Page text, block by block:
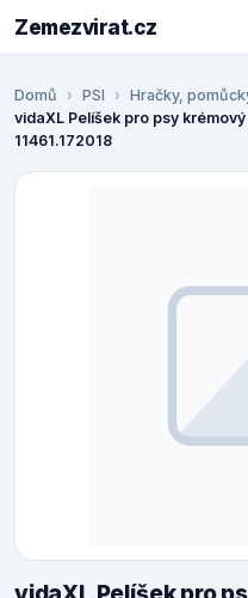
Zemezvirat.cz
Domů PSI Hračky,
vidaXL Pelíšek pro psy
11461.172018